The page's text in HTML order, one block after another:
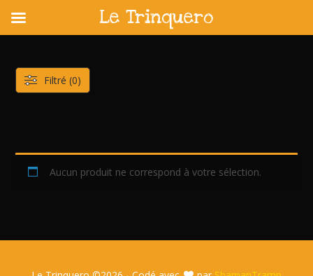
content
Aucun produit ne correspond à votre sélection.
Filtré (0)
Le Trinquero